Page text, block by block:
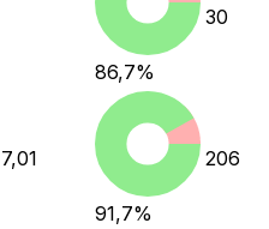
86,7%
30
7,01
91,7%
206